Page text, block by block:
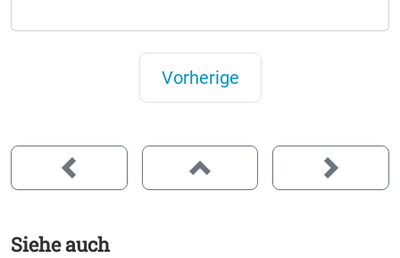
Vorherige
Siehe auch